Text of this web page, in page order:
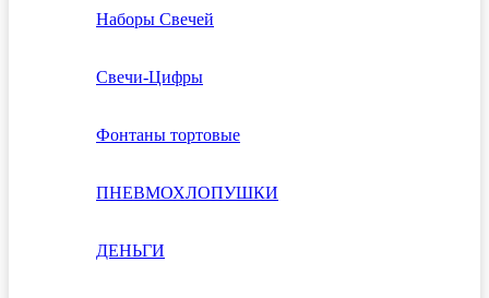
Наборы Свечей
Свечи-Цифры
Фонтаны тортовые
ПНЕВМОХЛОПУШКИ
ДЕНЬГИ